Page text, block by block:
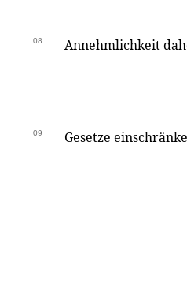
08 Annehmlichkeit
09 Gesetze